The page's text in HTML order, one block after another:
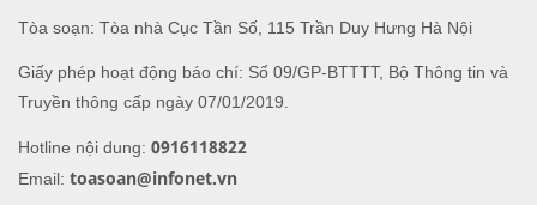
Tòa soạn: Tòa nhà Cục Tần Số, 115 Trần Duy Hưng Hà Nội
Giấy phép hoạt động báo chí: Số 09/GP-BTTTT, Bộ Thông tin và
Truyền thông cấp ngày 07/01/2019.
Hotline nội dung: 0916118822
Email: toasoan@infonet.vn